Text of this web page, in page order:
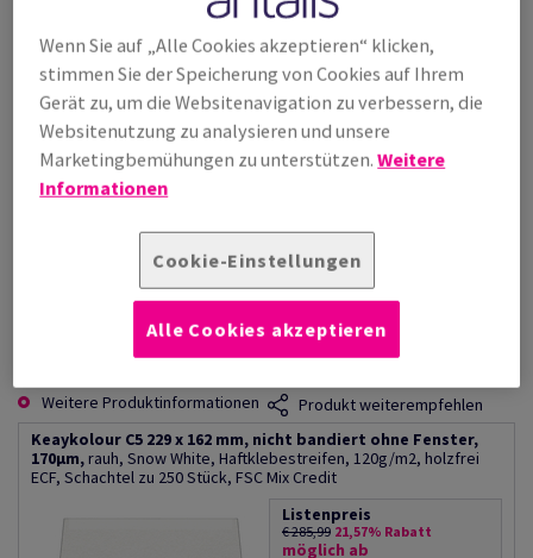
Produktvorteile
Vielfältige Farben
Gute
Weiterverarbeitungseigenschaften
Sehr gut kombinierbar mit den
Metallictönen von Curious
Metallics
Mit Haftstreifen selbstklebend
Technische Informationen
Offsetdruck, Siebdruck,
Buchdruck, Folienprägung,
Prägedruck, Spotlackierung,
Offsetdruck, UV-Lackierung,
Lackierung, Prägung, Stanzung
Garantien
ISO 9706
(Alterungsbeständigkeit), ISO
9001(Qualitätsmanagment), ISO
14001 (Umweltmanagment), FSC-
zertifiziert
FSC-zertifiziert, 30% recycled
Anwendungen
Mappen, Urkunden,
Speisekarten, Menükarten,
Einbände, Einladungen etc
Weitere Produktinformationen
Produkt weiterempfehlen
Keaykolour C5 229 x 162 mm, nicht bandiert ohne Fenster,
170µm,rauh, Snow White, Haftklebestreifen, 120g/m2, holzfrei
ECF, Schachtel zu 250 Stück, FSC Mix Credit
Listenpreis
€ 285,99 21,57% Rabatt
möglich ab
Wenn Sie auf „Alle Cookies akzeptieren“ klicken,
stimmen Sie der Speicherung von Cookies auf Ihrem
Gerät zu, um die Websitenavigation zu verbessern, die
Websitenutzung zu analysieren und unsere
Marketingbemühungen zu unterstützen.Weitere
Informationen
Cookie-Einstellungen
Alle Cookies akzeptieren